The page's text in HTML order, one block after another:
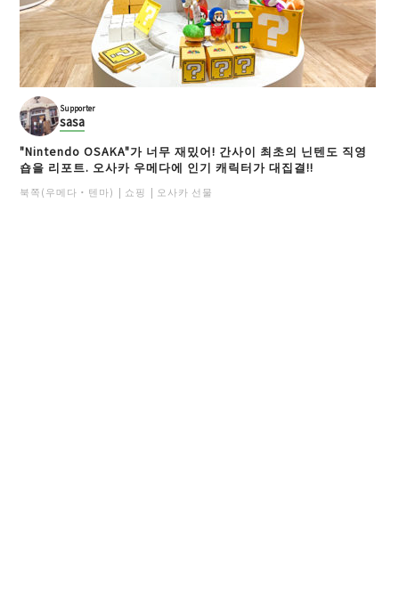
Supporter
sasa
"Nintendo OSAKA"가 너무 재밌어! 간사이 최초의 닌텐도 직영
숍을 리포트. 오사카 우메다에 인기 캐릭터가 대집결!!
북쪽(우메다・텐마) 쇼핑 오사카 선물